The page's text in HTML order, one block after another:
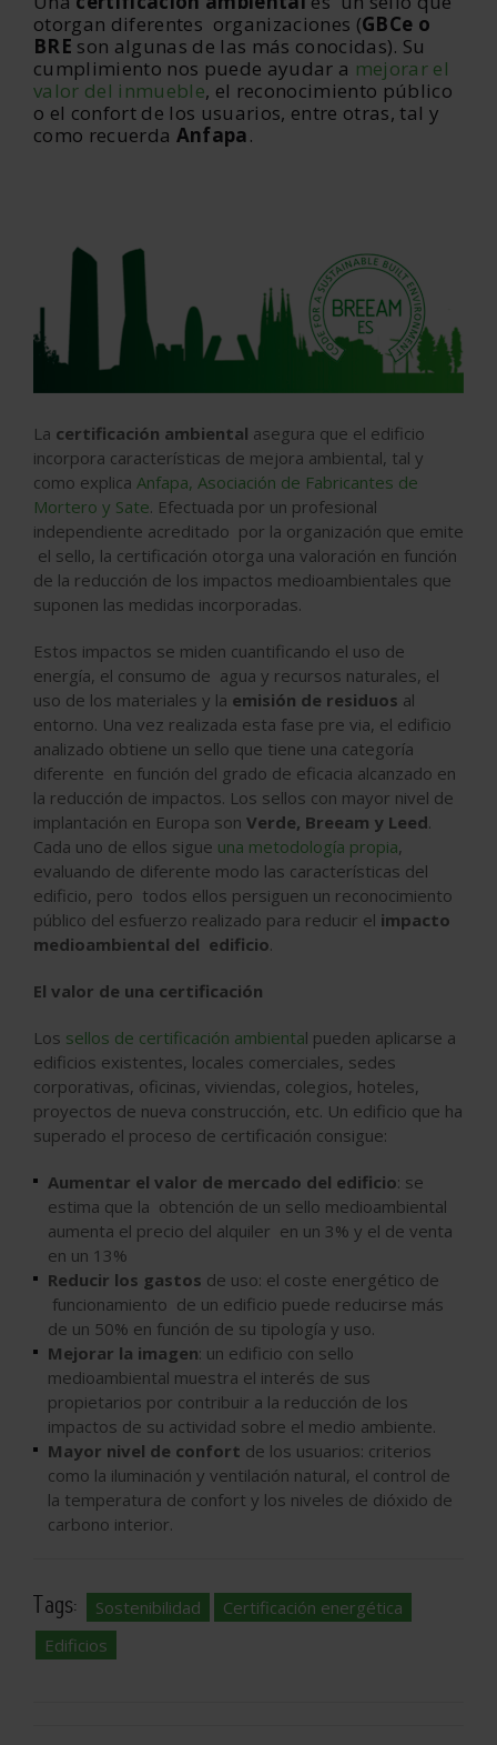
otorgan diferentes organizaciones (GBCe o
BRE son algunas de las más conocidas). Su
cumplimiento nos puede ayudar a mejorar el
valor del inmueble, el reconocimiento público
o el confort de los usuarios, entre otras, tal y
como recuerda Anfapa.
La certificación ambiental asegura que el edificio
incorpora características de mejora ambiental, tal y
como explica Anfapa, Asociación de Fabricantes de
Mortero y Sate. Efectuada por un profesional
independiente acreditado por la organización que emite
el sello, la certificación otorga una valoración en función
de la reducción de los impactos medioambientales que
suponen las medidas incorporadas.
Estos impactos se miden cuantificando el uso de
energía, el consumo de agua y recursos naturales, el
uso de los materiales y la emisión de residuos al
entorno. Una vez realizada esta fase pre via, el edificio
analizado obtiene un sello que tiene una categoría
diferente en función del grado de eficacia alcanzado en
la reducción de impactos. Los sellos con mayor nivel de
implantación en Europa son Verde, Breeam y Leed.
Cada uno de ellos sigue una metodología propia,
evaluando de diferente modo las características del
edificio, pero todos ellos persiguen un reconocimiento
público del esfuerzo realizado para reducir el impacto
medioambiental del edificio.
El valor de una certificación
Los sellos de certificación ambiental pueden aplicarse a
edificios existentes, locales comerciales, sedes
corporativas, oficinas, viviendas, colegios, hoteles,
proyectos de nueva construcción, etc. Un edificio que ha
superado el proceso de certificación consigue:
Aumentar el valor de mercado del edificio: se
estima que la obtención de un sello medioambiental
aumenta el precio del alquiler en un 3% y el de venta
en un 13%
Reducir los gastos de uso: el coste energético de
funcionamiento de un edificio puede reducirse más
de un 50% en función de su tipología y uso.
Mejorar la imagen: un edificio con sello
medioambiental muestra el interés de sus
propietarios por contribuir a la reducción de los
impactos de su actividad sobre el medio ambiente.
Mayor nivel de confort de los usuarios: criterios
como la iluminación y ventilación natural, el control de
la temperatura de confort y los niveles de dióxido de
carbono interior.
Tags: Sostenibilidad
Certificación energética
Edificios